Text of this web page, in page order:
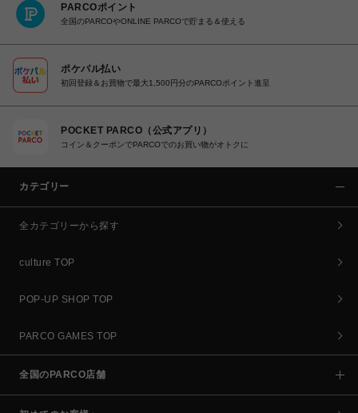
PARCOポイント
全国のPARCOやONLINE PARCOで貯まる＆使える
ポケパル払い
初回登録＆お買物で最大1,500円分のPARCOポイント進呈
POCKET PARCO（公式アプリ）
コイン＆クーポンでPARCOでのお買い物がオトクに
カテゴリー
全カテゴリーから探す
culture TOP
POP-UP SHOP TOP
PARCO GAMES TOP
全国のPARCO店舗